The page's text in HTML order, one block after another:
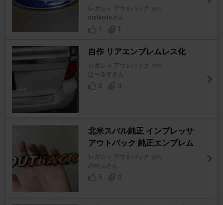
レガシィ アウトバック [BP]
norikadaさん
7
1
自作 リアエンブレムレス化
レガシィ アウトバック [BP]
ばーるすさん
0
0
北米スバル純正 インプレッサ
アウトバック 純正エンブレム
レガシィ アウトバック [BP]
のせふさん
5
0